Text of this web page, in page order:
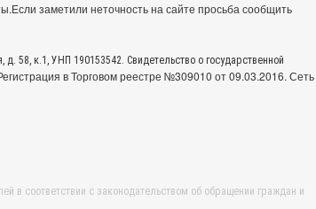
Если заметили неточность на сайте просьба сообщить
58, к.1, УНП 190153542. Свидетельство о государственной
в Торговом реестре №309010 от 09.03.2016. Сеть
в соответствии с законодательством об обращении граждан и